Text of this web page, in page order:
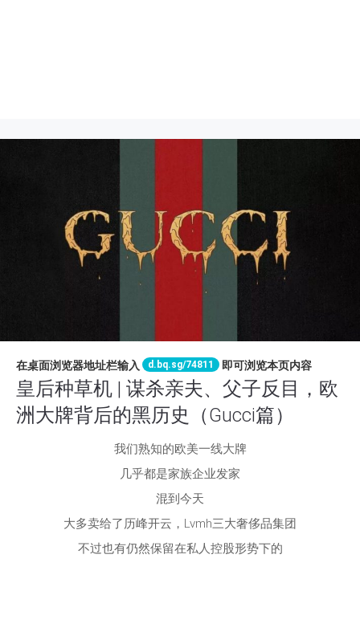
在桌面浏览器地址栏输入 d.bq.sg/74811 即可浏览本页内容
皇后种草机 | 谋杀亲夫、父子反目，欧
洲大牌背后的黑历史（Gucci篇）
我们熟知的欧美一线大牌
几乎都是家族企业发家
混到今天
大多卖给了历峰开云，Lvmh三大奢侈品集团
不过也有仍然保留在私人控股形势下的